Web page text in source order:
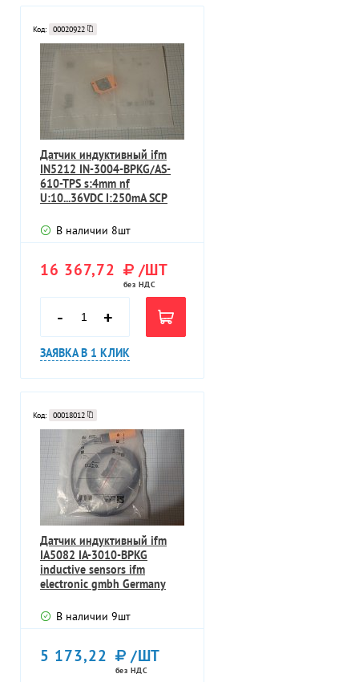
Код: 00020922
Датчик индуктивный ifm
IN5212 IN-3004-BPKG/AS-
610-TPS s:4mm nf
U:10...36VDC I:250mA SCP
В наличии 8шт
16 367,72 /ШТ
без НДС
- +
ЗАЯВКА В 1 КЛИК
Код: 00018012
Датчик индуктивный ifm
IA5082 IA-3010-BPKG
inductive sensors ifm
electronic gmbh Germany
В наличии 9шт
5 173,22 /ШТ
без НДС